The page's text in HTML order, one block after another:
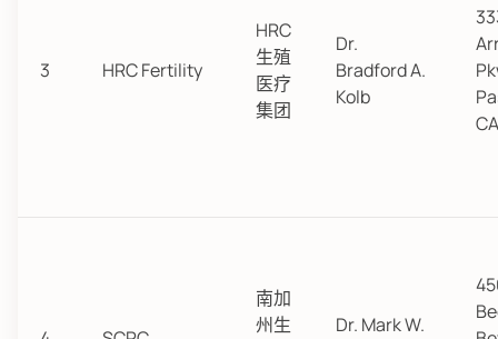
3 HRC Fertility
HRC
生殖
医疗
集团
Dr.
Bradford A.
Kolb
南加
州生
Dr. Mark W.